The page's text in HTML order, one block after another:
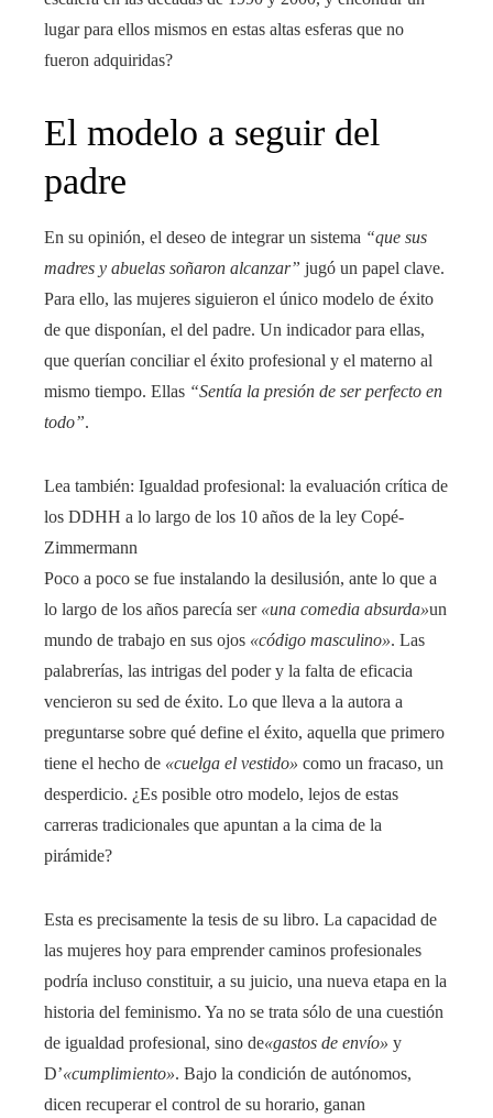
lugar para ellos mismos en estas altas esferas que no
fueron adquiridas?
El modelo a seguir del
padre
En su opinión, el deseo de integrar un sistema “que sus
madres y abuelas soñaron alcanzar” jugó un papel clave.
Para ello, las mujeres siguieron el único modelo de éxito
de que disponían, el del padre. Un indicador para ellas,
que querían conciliar el éxito profesional y el materno al
mismo tiempo. Ellas “Sentía la presión de ser perfecto en
todo”.
Lea también: Igualdad profesional: la evaluación crítica de
los DDHH a lo largo de los 10 años de la ley Copé-
Zimmermann
Poco a poco se fue instalando la desilusión, ante lo que a
lo largo de los años parecía ser «una comedia absurda»un
mundo de trabajo en sus ojos «código masculino». Las
palabrerías, las intrigas del poder y la falta de eficacia
vencieron su sed de éxito. Lo que lleva a la autora a
preguntarse sobre qué define el éxito, aquella que primero
tiene el hecho de «cuelga el vestido» como un fracaso, un
desperdicio. ¿Es posible otro modelo, lejos de estas
carreras tradicionales que apuntan a la cima de la
pirámide?
Esta es precisamente la tesis de su libro. La capacidad de
las mujeres hoy para emprender caminos profesionales
podría incluso constituir, a su juicio, una nueva etapa en la
historia del feminismo. Ya no se trata sólo de una cuestión
de igualdad profesional, sino de«gastos de envío» y
D’«cumplimiento». Bajo la condición de autónomos,
dicen recuperar el control de su horario, ganan